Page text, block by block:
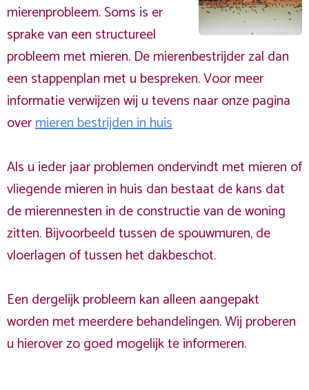
mierenprobleem. Soms is er
sprake van een structureel
probleem met mieren. De mierenbestrijder zal dan
een stappenplan met u bespreken. Voor meer
informatie verwijzen wij u tevens naar onze pagina
overmieren bestrijden in huis
Als u ieder jaar problemen ondervindt met mieren of
vliegende mieren in huis dan bestaat de kans dat
de mierennesten in de constructie van de woning
zitten. Bijvoorbeeld tussen de spouwmuren, de
vloerlagen of tussen het dakbeschot.
Een dergelijk probleem kan alleen aangepakt
worden met meerdere behandelingen. Wij proberen
u hierover zo goed mogelijk te informeren.